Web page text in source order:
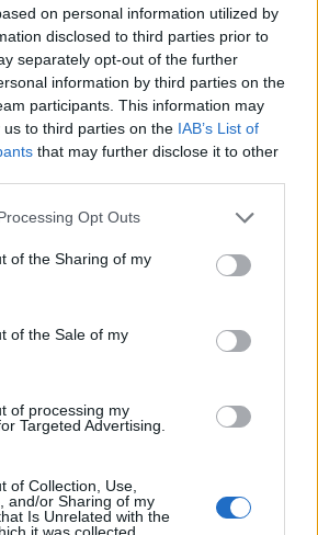
on personal information utilized by
disclosed to third parties prior to
separately opt-out of the further
information by third parties on the
participants. This information may
to third parties on the IAB’s List of
that may further disclose it to other
website/app uses one or more Google
or usage behaviour. You may click to
to Google and its third-party tags to
specified purposes in below Google
Opt Outs
of the Sharing of my
of the Sale of my
of processing my
Targeted Advertising.
of Collection, Use,
and/or Sharing of my
Is Unrelated with the
it was collected.
di Varese: strategie e
futuro verde